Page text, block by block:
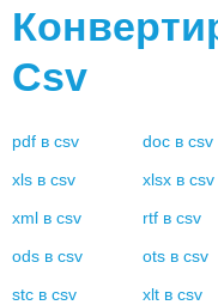
Csv
pdf в csv doc в csv
xls в csv xlsx в csv
xml в csv rtf в csv
ods в csv ots в csv
stc в csv xlt в csv